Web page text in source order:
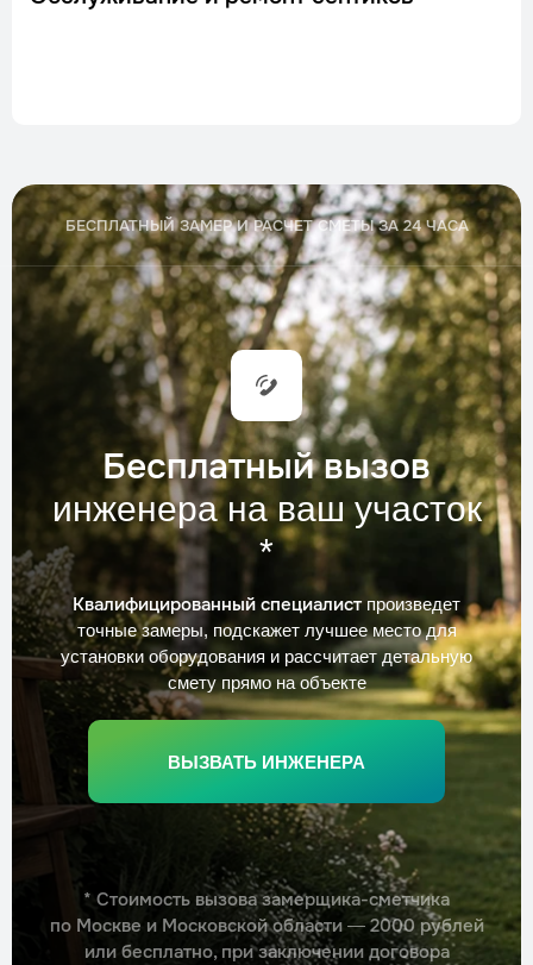
БЕСПЛАТНЫЙ ЗАМЕР И РАСЧЕТ СМЕТЫ ЗА 24 ЧАСА
Бесплатный вызов
инженера на ваш участок
*
Квалифицированный специалистпроизведет
точные замеры, подскажет лучшее место для
установки оборудования и рассчитает детальную
смету прямо на объекте
ВЫЗВАТЬ ИНЖЕНЕРА
* Стоимость вызова замерщика-сметчика
по Москве и Московской области — 2000 рублей
или бесплатно, при заключении договора